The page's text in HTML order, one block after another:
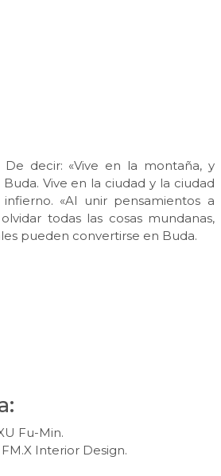
decir: «Vive en la montaña, y
Vive en la ciudad y la ciudad
«Al unir pensamientos a
todas las cosas mundanas,
pueden convertirse en Buda.
Fu-Min.
Interior Design.